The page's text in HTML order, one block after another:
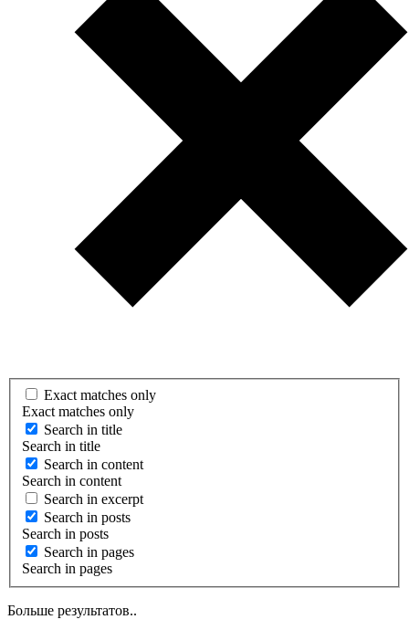
Exact matches only
Exact matches only
Search in title
Search in title
Search in content
Search in content
Search in excerpt
Search in posts
Search in posts
Search in pages
Search in pages
Больше результатов..